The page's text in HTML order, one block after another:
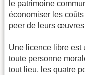
le patrimoine
économiser les
peer de leurs
Une licence libre est
toute personne
tout lieu, les quatre